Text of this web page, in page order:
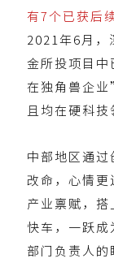
有7个已获后
2021年6月，
金所投项目
在独角兽企
且均在硬科技
中部地区通过
改命，心情更
产业禀赋，
快车，一跃成
部门负责人的